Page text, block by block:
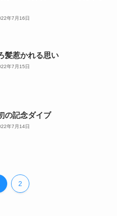
年7月16日
髪惹かれる思い
年7月15日
の記念ダイブ
年7月14日
2